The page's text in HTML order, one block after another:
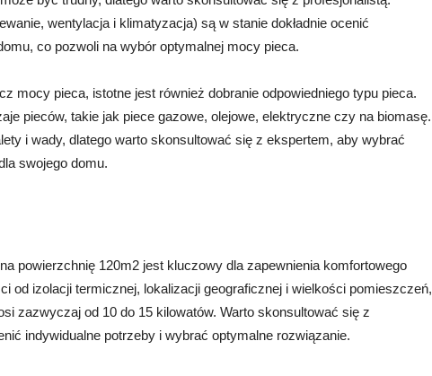
wentylacja i klimatyzacja) są w stanie dokładnie ocenić
co pozwoli na wybór optymalnej mocy pieca.
mocy pieca, istotne jest również dobranie odpowiedniego typu pieca.
pieców, takie jak piece gazowe, olejowe, elektryczne czy na biomasę.
i wady, dlatego warto skonsultować się z ekspertem, aby wybrać
swojego domu.
powierzchnię 120m2 jest kluczowy dla zapewnienia komfortowego
od izolacji termicznej, lokalizacji geograficznej i wielkości pomieszczeń,
zazwyczaj od 10 do 15 kilowatów. Warto skonsultować się z
indywidualne potrzeby i wybrać optymalne rozwiązanie.